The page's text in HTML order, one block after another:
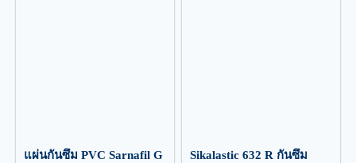
แผ่นกันซึม PVC Sarnafil G
Sikalastic 632 R กันซึม